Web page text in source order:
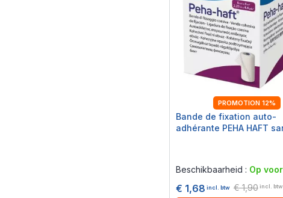
PROMOTION 12%
Bande de fixation auto-
adhérante PEHA HAFT
Beschikbaarheid : Op
€ 1,68 incl. btw € 1,90incl. btw